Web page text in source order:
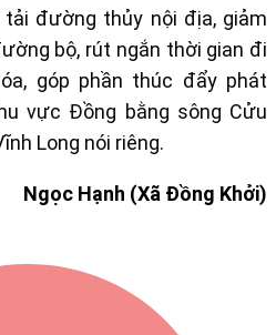
đường thủy nội địa, giảm
bộ, rút ngắn thời gian đi
góp phần thúc đẩy phát
vực Đồng bằng sông Cửu
Long nói riêng.
Ngọc Hạnh (Xã Đồng Khởi)